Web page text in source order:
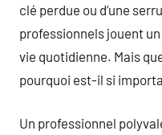
clé perdue ou d’une
professionnels jouent
vie quotidienne. Mais
pourquoi est-il si
Un professionnel